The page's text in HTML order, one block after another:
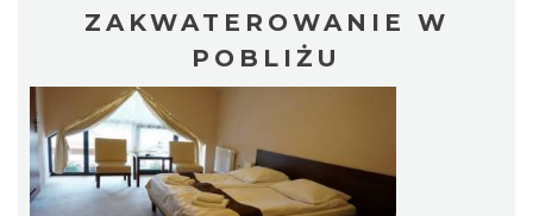
ZAKWATEROWANIE W
POBLIŻU